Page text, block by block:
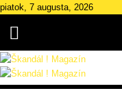
piatok, 7 augusta, 2026
Š